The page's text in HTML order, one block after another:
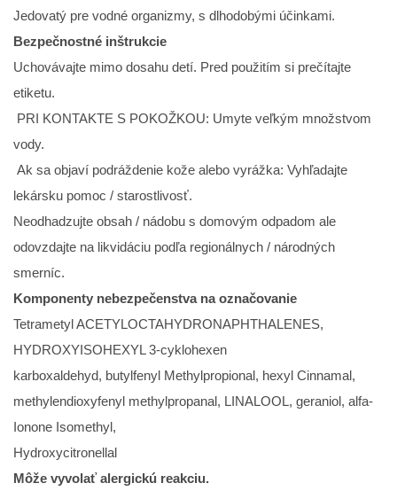
Jedovatý pre vodné organizmy, s dlhodobými účinkami.
Bezpečnostné inštrukcie
Uchovávajte mimo dosahu detí. Pred použitím si prečítajte
etiketu.
PRI KONTAKTE S POKOŽKOU: Umyte veľkým množstvom
vody.
Ak sa objaví podráždenie kože alebo vyrážka: Vyhľadajte
lekársku pomoc / starostlivosť.
Neodhadzujte obsah / nádobu s domovým odpadom ale
odovzdajte na likvidáciu podľa regionálnych / národných
smerníc.
Komponenty nebezpečenstva na označovanie
Tetrametyl ACETYLOCTAHYDRONAPHTHALENES,
HYDROXYISOHEXYL 3-cyklohexen
karboxaldehyd, butylfenyl Methylpropional, hexyl Cinnamal,
methylendioxyfenyl methylpropanal, LINALOOL, geraniol, alfa-
Ionone Isomethyl,
Hydroxycitronellal
Môže vyvolať alergickú reakciu.